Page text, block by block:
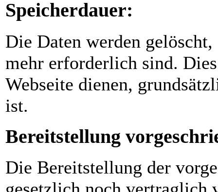
Speicherdauer:
Die Daten werden
mehr erforderlich sind.
Webseite dienen,
ist.
Bereitstellung
Die Bereitstellung der